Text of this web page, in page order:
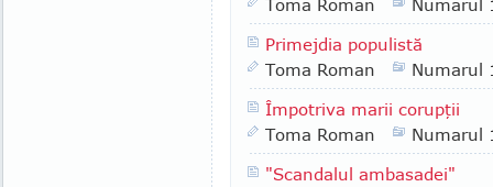
Toma Roman
Numarul
Primejdia populistă
Toma Roman
Numarul
Împotriva marii corupţii
Toma Roman
Numarul
"Scandalul ambasadei"